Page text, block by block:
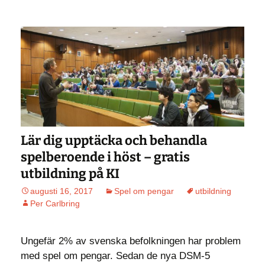
Lär dig upptäcka och behandla
spelberoende i höst – gratis
utbildning på KI
augusti 16, 2017 Spel om pengar
utbildning
Per Carlbring
Ungefär 2% av svenska befolkningen har problem
med spel om pengar. Sedan de nya DSM-5